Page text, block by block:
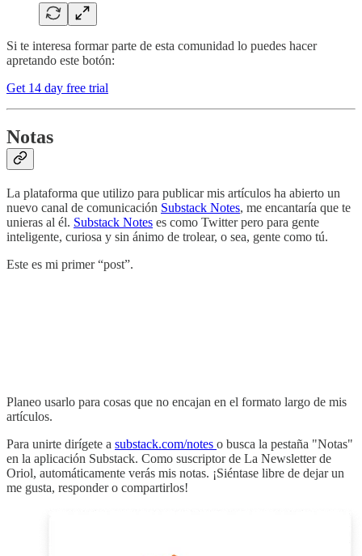
Si te interesa formar parte de esta comunidad lo puedes hacer
apretando este botón:
Get 14 day free trial
Notas
La plataforma que utilizo para publicar mis artículos ha abierto un
nuevo canal de comunicación Substack Notes, me encantaría que te
unieras al él. Substack Notes es como Twitter pero para gente
inteligente, curiosa y sin ánimo de trolear, o sea, gente como tú.
Este es mi primer “post”.
Planeo usarlo para cosas que no encajan en el formato largo de mis
artículos.
Para unirte dirígete a substack.com/notes o busca la pestaña "Notas"
en la aplicación Substack. Como suscriptor de La Newsletter de
Oriol, automáticamente verás mis notas. ¡Siéntase libre de dejar un
me gusta, responder o compartirlos!